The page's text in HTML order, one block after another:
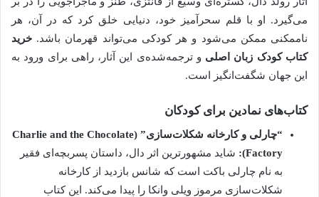
می‌گیرد. او با قلم سحرآمیز خود، دنیایی خلق کرد که در آن، هر
ناممکنی ممکن می‌شود و هر کودکی می‌تواند قهرمان باشد. خرید
کتاب کودک زبان اصلی و ترجمه‌شده‌ی این آثار، راهی برای ورود به
این جهان شگفت‌انگیز است.
کتاب‌های نمادین برای کودکان
“چارلی و کارخانه شکلات‌سازی” (Charlie and the Chocolate
Factory):
شاید مشهورترین اثر دال، داستان پسربچه‌ای فقیر
به نام چارلی باکت است که شانس بازدید از کارخانه
شکلات‌سازی مرموز ویلی وانکا را پیدا می‌کند. این کتاب